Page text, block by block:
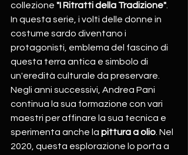
collezione "I Ritratti della Tradizione".
In questa serie, i volti delle donne in
costume sardo diventano i
protagonisti, emblema del fascino di
questa terra antica e simbolo di
un'eredità culturale da preservare.
Negli anni successivi, Andrea Pani
continua la sua formazione con vari
maestri per affinare la sua tecnica e
sperimenta anche la pittura a olio. Nel
2020, questa esplorazione lo porta a